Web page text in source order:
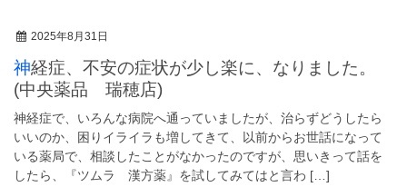
2025年8月31日
神経症、不安の症状が少し楽に、なりました。
(中央薬品 瑞穂店)
神経症で、いろんな病院へ通っていましたが、治らずどうしたら
いいのか、困りイライラも増してきて、以前からお世話になって
いる薬局で、相談したことがなかったのですが、思いきって話を
したら、『ツムラ 漢方薬』を試してみてはと言わ […]